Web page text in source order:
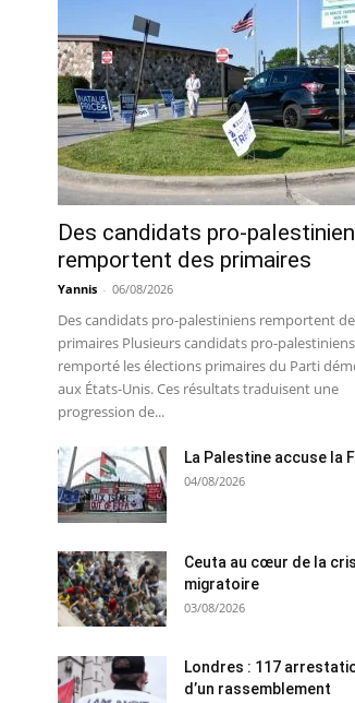
Des candidats pro-
remportent des primaires
Yannis - 06/08/2026
Des candidats pro-palestiniens remportent
primaires Plusieurs candidats pro-
remporté les élections primaires du Parti
aux États-Unis. Ces résultats traduisent une
progression de...
La Palestine accuse la
04/08/2026
Ceuta au cœur de la
migratoire
03/08/2026
Londres : 117
d’un rassemblement